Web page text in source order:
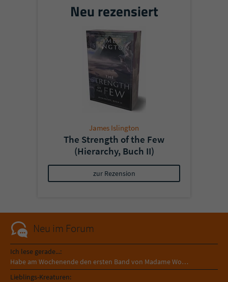
Neu rezensiert
James Islington
The Strength of the Few
(Hierarchy, Buch II)
zur Rezension
Neu im Forum
Ich lese gerade...:
Habe am Wochenende den ersten Band von Madame Wo…
Lieblings-Kreaturen: